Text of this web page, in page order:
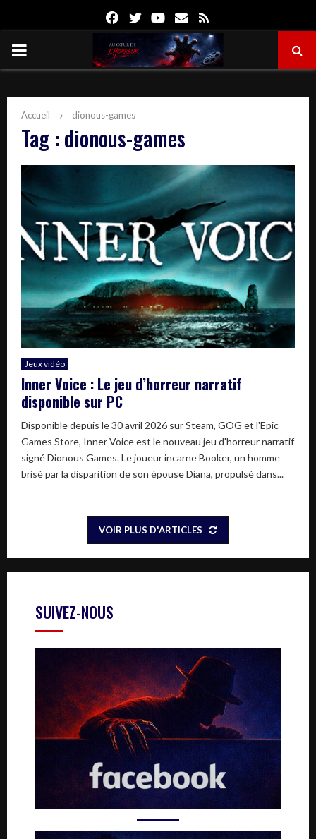
FacebookTwitterYoutube
Email
PRIMARY
Accueil dionous-games
Tag : dionous-games
Jeux vidéo
Inner Voice : Le jeu d’horreur narratif
disponible sur PC
Disponible depuis le 30 avril 2026 sur Steam, GOG et l'Epic
Games Store, Inner Voice est le nouveau jeu d'horreur narratif
signé Dionous Games. Le joueur incarne Booker, un homme
brisé par la disparition de son épouse Diana, propulsé dans...
VOIR PLUS D'ARTICLES
SUIVEZ-NOUS